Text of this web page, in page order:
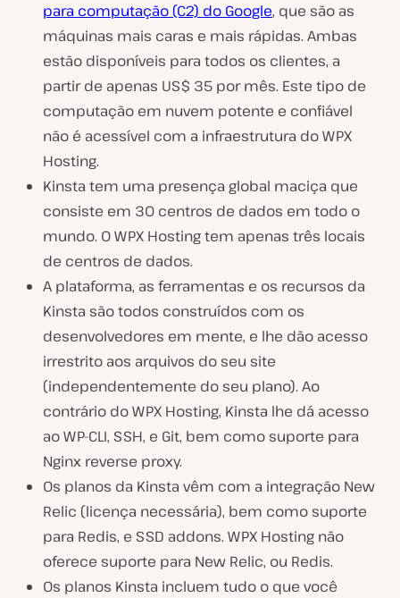
para computação (C2) do Google, que são as
máquinas mais caras e mais rápidas. Ambas
estão disponíveis para todos os clientes, a
partir de apenas US$ 35 por mês. Este tipo de
computação em nuvem potente e confiável
não é acessível com a infraestrutura do WPX
Hosting.
Kinsta tem uma presença global maciça que
consiste em 30 centros de dados em todo o
mundo. O WPX Hosting tem apenas três locais
de centros de dados.
A plataforma, as ferramentas e os recursos da
Kinsta são todos construídos com os
desenvolvedores em mente, e lhe dão acesso
irrestrito aos arquivos do seu site
(independentemente do seu plano). Ao
contrário do WPX Hosting, Kinsta lhe dá acesso
ao WP-CLI, SSH, e Git, bem como suporte para
Nginx reverse proxy.
Os planos da Kinsta vêm com a integração New
Relic (licença necessária), bem como suporte
para Redis, e SSD addons. WPX Hosting não
oferece suporte para New Relic, ou Redis.
Os planos Kinsta incluem tudo o que você